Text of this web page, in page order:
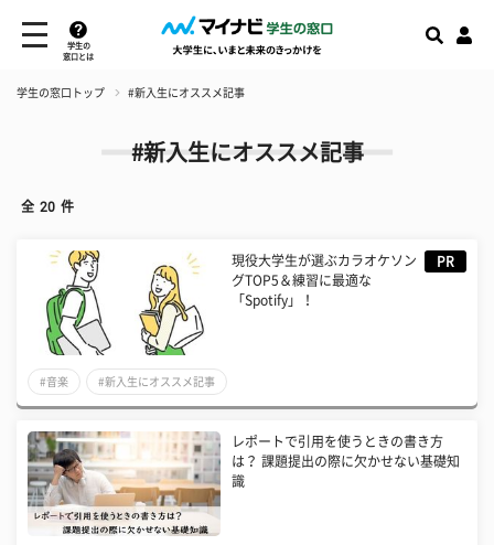
学生の
窓口とは
学生の窓口トップ #新入生にオススメ記事
#新入生にオススメ記事
全 20 件
現役大学生が選ぶカラオケソン
グTOP5＆練習に最適な
「Spotify」！
PR
#音楽 #新入生にオススメ記事
レポートで引用を使うときの書き方
は？ 課題提出の際に欠かせない基礎知
識